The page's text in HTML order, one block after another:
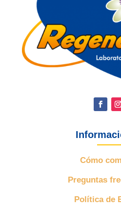
Cómo
Preguntas
Política de